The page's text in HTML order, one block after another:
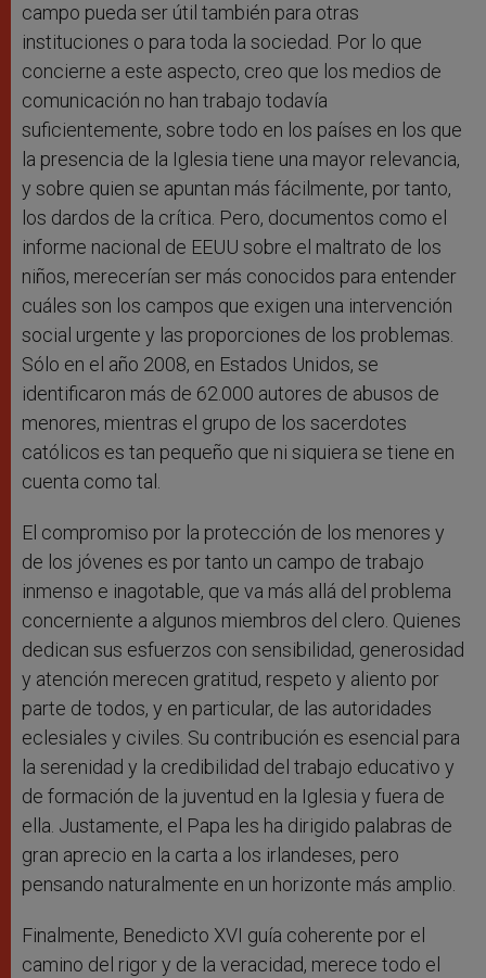
campo pueda ser útil también para otras
instituciones o para toda la sociedad. Por lo que
concierne a este aspecto, creo que los medios de
comunicación no han trabajo todavía
suficientemente, sobre todo en los países en los que
la presencia de la Iglesia tiene una mayor relevancia,
y sobre quien se apuntan más fácilmente, por tanto,
los dardos de la crítica. Pero, documentos como el
informe nacional de EEUU sobre el maltrato de los
niños, merecerían ser más conocidos para entender
cuáles son los campos que exigen una intervención
social urgente y las proporciones de los problemas.
Sólo en el año 2008, en Estados Unidos, se
identificaron más de 62.000 autores de abusos de
menores, mientras el grupo de los sacerdotes
católicos es tan pequeño que ni siquiera se tiene en
cuenta como tal.
El compromiso por la protección de los menores y
de los jóvenes es por tanto un campo de trabajo
inmenso e inagotable, que va más allá del problema
concerniente a algunos miembros del clero. Quienes
dedican sus esfuerzos con sensibilidad, generosidad
y atención merecen gratitud, respeto y aliento por
parte de todos, y en particular, de las autoridades
eclesiales y civiles. Su contribución es esencial para
la serenidad y la credibilidad del trabajo educativo y
de formación de la juventud en la Iglesia y fuera de
ella. Justamente, el Papa les ha dirigido palabras de
gran aprecio en la carta a los irlandeses, pero
pensando naturalmente en un horizonte más amplio.
Finalmente, Benedicto XVI guía coherente por el
camino del rigor y de la veracidad, merece todo el